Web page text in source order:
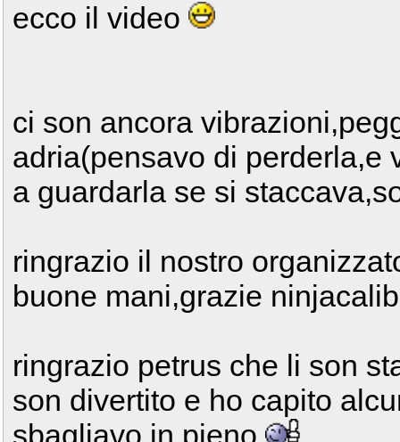
ecco il video
ci son ancora
adria(pensavo di perderla,e
a guardarla se si
ringrazio il nostro
buone mani,grazie
ringrazio petrus che li son
son divertito e ho capito
sbagliavo in pieno